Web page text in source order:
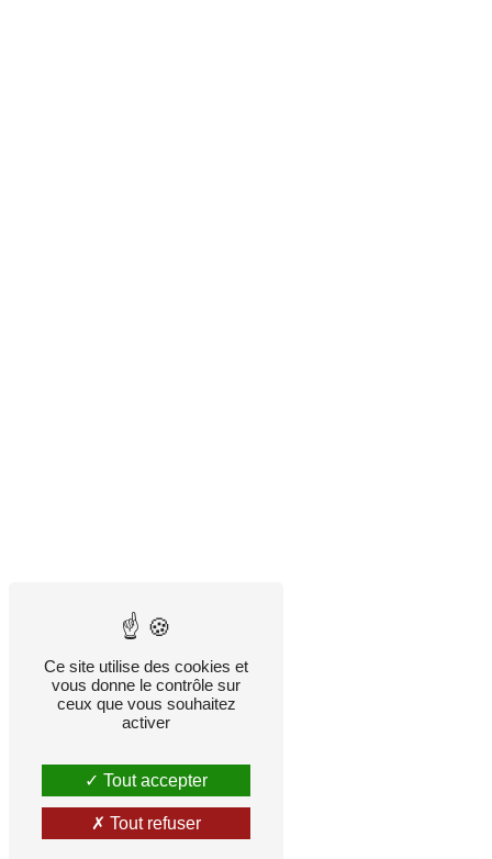
Ce site utilise des cookies et
vous donne le contrôle sur
ceux que vous souhaitez
activer
Tout accepter
Tout refuser